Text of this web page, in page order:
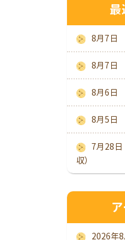
最
8月7日
8月7日
8月6日
8月5日
7月28日
収）
2026年8